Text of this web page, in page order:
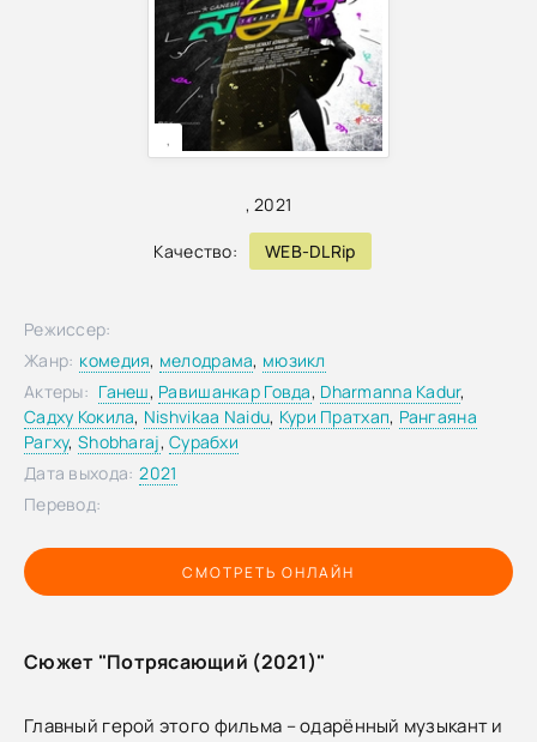
,2021
Качество: WEB-DLRip
,
СМОТРЕТЬ ОНЛАЙН
Режиссер:
Жанр: комедия, мелодрама, мюзикл
Актеры: Ганеш, Равишанкар Говда, Dharmanna Kadur,
Садху Кокила, Nishvikaa Naidu, Кури Пратхап, Рангаяна
Рагху, Shobharaj,Сурабхи
Дата выхода: 2021
Перевод:
Сюжет "Потрясающий (2021)"
Главный герой этого фильма – одарённый музыкант и